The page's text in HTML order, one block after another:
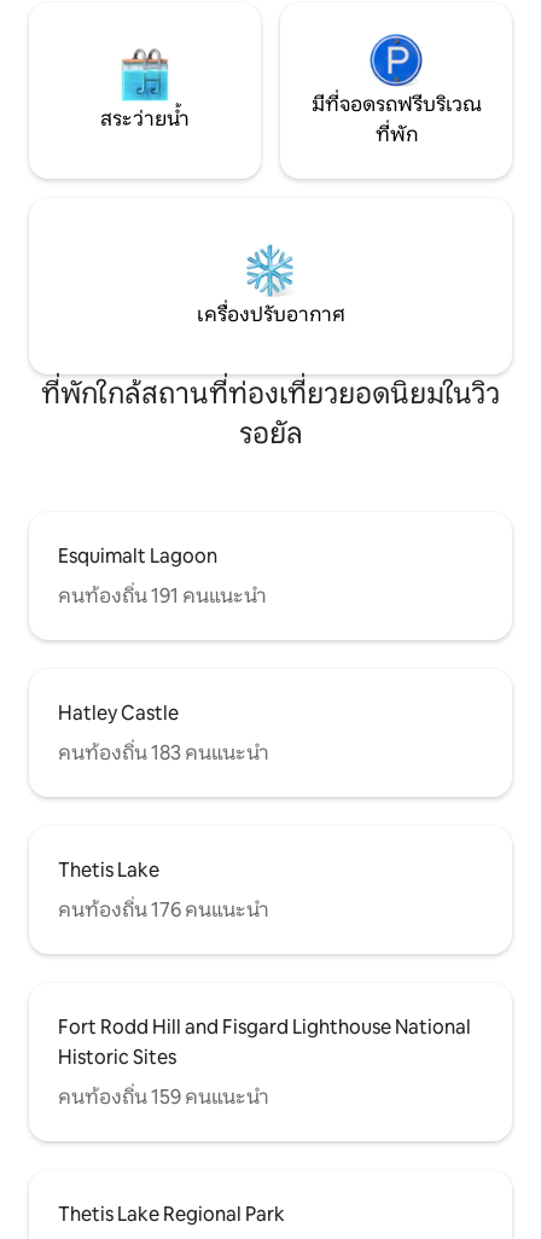
สระว่ายน้ำ
มีที่จอดรถฟรีบริเวณ
ที่พัก
เครื่องปรับอากาศ
ที่พักใกล้สถานที่ท่องเที่ยวยอดนิยมในวิว
รอยัล
Esquimalt Lagoon
คนท้องถิ่น 191 คนแนะนำ
Hatley Castle
คนท้องถิ่น 183 คนแนะนำ
Thetis Lake
คนท้องถิ่น 176 คนแนะนำ
Fort Rodd Hill and Fisgard Lighthouse National
Historic Sites
คนท้องถิ่น 159 คนแนะนำ
Thetis Lake Regional Park